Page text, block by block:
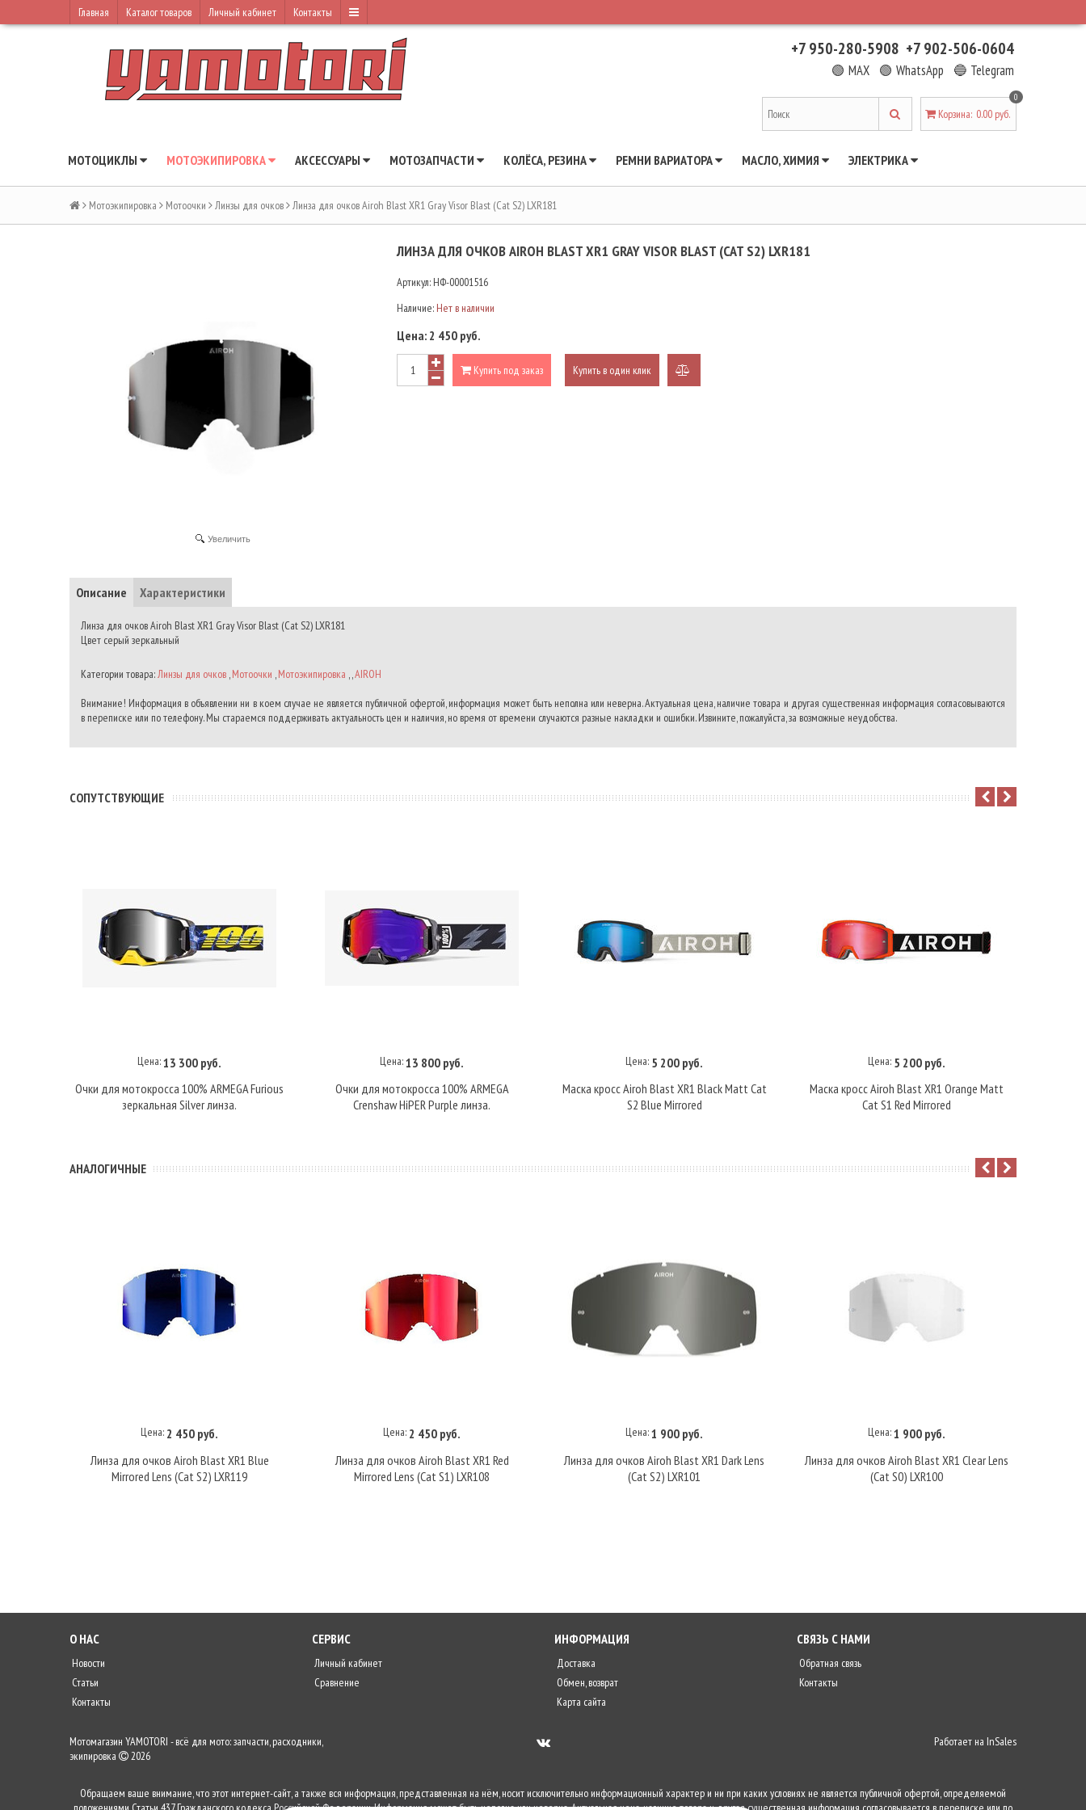
Главная Каталог товаров Личный кабинет Контакты
+7 950-280-5908 +7 902-506-0604
🟢 MAX 🟢 WhatsApp 🔵 Telegram
Корзина:
0
0.00 руб.
МОТОЦИКЛЫ МОТОЭКИПИРОВКА АКСЕССУАРЫ МОТОЗАПЧАСТИ КОЛЁСА, РЕЗИНА РЕМНИ ВАРИАТОРА МАСЛО, ХИМИЯ ЭЛЕКТРИКА
Мотоэкипировка Мотоочки Линзы для очков Линза для очков Airoh Blast XR1 Gray Visor Blast (Cat S2) LXR181
Увеличить
ЛИНЗА ДЛЯ ОЧКОВ AIROH BLAST XR1 GRAY VISOR BLAST (CAT S2) LXR181
Артикул: НФ-00001516
Наличие: Нет в наличии
Цена: 2 450 руб.
Купить под заказ Купить в один клик
Описание Характеристики
Линза для очков Airoh Blast XR1 Gray Visor Blast (Cat S2) LXR181
Цвет серый зеркальный
Категории товара:Линзы для очков ,Мотоочки ,Мотоэкипировка , ,AIROH
Внимание! Информация в объявлении ни в коем случае не является публичной офертой, информация может быть неполна или неверна. Актуальная цена, наличие товара и другая существенная информация согласовываются
в переписке или по телефону. Мы стараемся поддерживать актуальность цен и наличия, но время от времени случаются разные накладки и ошибки. Извините, пожалуйста, за возможные неудобства.
CОПУТСТВУЮЩИЕ
В корзину
Цена:13 300 руб.
Очки для мотокросса 100% ARMEGA Furious
зеркальная Silver линза.
В корзину
Цена:13 800 руб.
Очки для мотокросса 100% ARMEGA
Crenshaw HiPER Purple линза.
В корзину
Цена: 5 200 руб.
Маска кросс Airoh Blast XR1 Black Matt Cat
S2 Blue Mirrored
В корзину
Цена: 5 200 руб.
Маска кросс Airoh Blast XR1 Orange Matt
Cat S1 Red Mirrored
АНАЛОГИЧНЫЕ
В корзину
Цена: 2 450 руб.
Линза для очков Airoh Blast XR1 Blue
Mirrored Lens (Cat S2) LXR119
В корзину
Цена: 2 450 руб.
Линза для очков Airoh Blast XR1 Red
Mirrored Lens (Cat S1) LXR108
В корзину
Цена:1 900 руб.
Линза для очков Airoh Blast XR1 Dark Lens
(Cat S2) LXR101
В корзину
Цена:1 900 руб.
Линза для очков Airoh Blast XR1 Clear Lens
(Cat S0) LXR100
О НАС
Новости
Статьи
Контакты
СЕРВИС
Личный кабинет
Сравнение
ИНФОРМАЦИЯ
Доставка
Обмен, возврат
Карта сайта
СВЯЗЬ С НАМИ
Обратная связь
Контакты
Мотомагазин YAMOTORI - всё для мото: запчасти, расходники,
экипировка
2026
Работает на InSales
Обращаем ваше внимание, что этот интернет-сайт, а также вся информация, представленная на нём, носит исключительно информационный характер и ни при каких условиях не является публичной офертой, определяемой